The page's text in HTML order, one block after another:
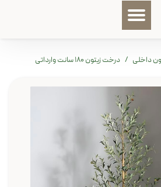
داخلی درخت زیتون ۱۸۰ سانت وارداتی